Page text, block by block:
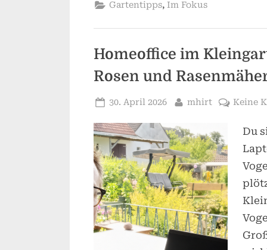
Gartentipps, Im Fokus
Homeoffice im
Rosen und
Posted
30. April 2026 By
mhirt Keine
Du